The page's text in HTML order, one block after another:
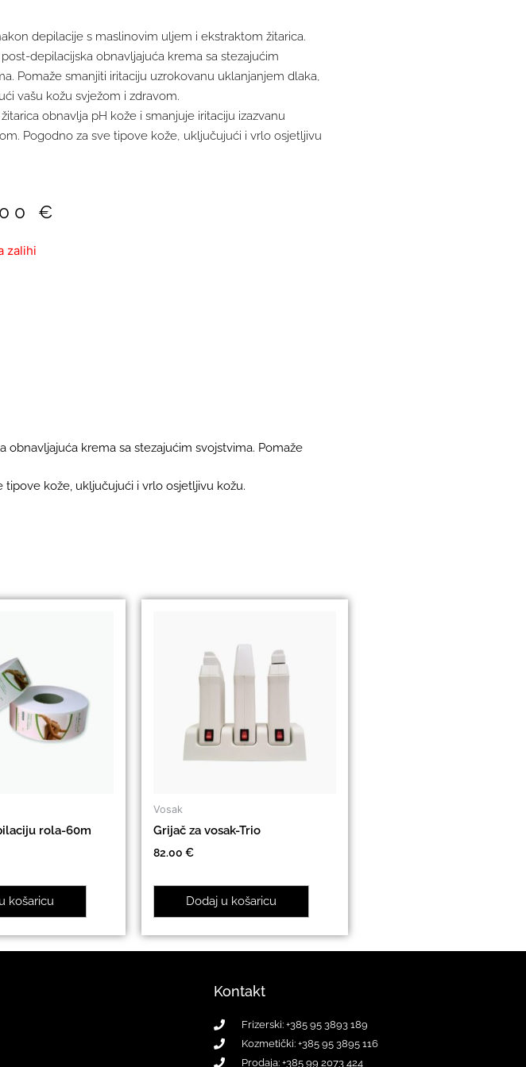
depilacije s maslinovim uljem i ekstraktom žitarica.
post-depilacijska obnavljajuća krema sa stezajućim
Pomaže smanjiti iritaciju uzrokovanu uklanjanjem dlaka,
vašu kožu svježom i zdravom.
obnavlja pH kože i smanjuje iritaciju izazvanu
Pogodno za sve tipove kože, uključujući i vrlo osjetljivu
€
zalihi
krema sa stezajućim svojstvima. Pomaže
tipove kože, uključujući i vrlo osjetljivu kožu.
rola-60m
košaricu
Vosak
Grijač za vosak-Trio
82.00 €
Dodaj u košaricu
Kontakt
Frizerski: +385 95 3893 189
Kozmetički: +385 95 3895 116
Prodaja: +385 99 2073 424